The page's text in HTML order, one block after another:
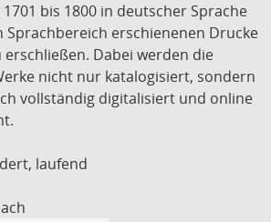
bis 1800 in deutscher Sprache
Sprachbereich erschienenen Drucke
erschließen. Dabei werden die
nicht nur katalogisiert, sondern
vollständig digitalisiert und online
laufend